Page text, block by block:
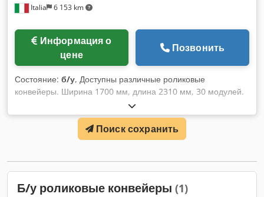
Italia 6 153 km
цене
Позвонить
Состояние: б/у, Доступны различные роликовые
конвейеры. Ширина 1700 мм, длина 2310 мм, 30 модулей.
Для получения дополнительной информации отправьте
запрос. Dkodpjy Eq Shsfx Aiior
Поиск сохранить
Б/у роликовые конвейеры (1)